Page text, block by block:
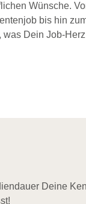
Wünsche.
bis hin
Dein Job-
Deine